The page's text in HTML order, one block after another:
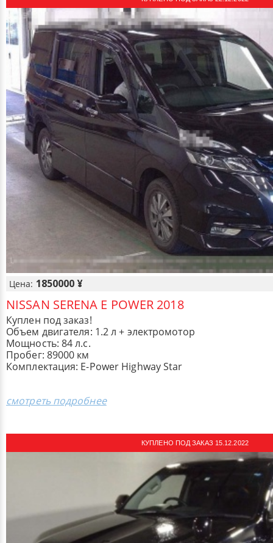
Цена: 1850000 ¥
NISSAN SERENA E POWER 2018
Куплен под заказ!
Объем двигателя: 1.2 л + электромотор
Мощность: 84 л.с.
Пробег: 89000 км
Комплектация: ​E-Power Highway Star
смотреть подробнее
КУПЛЕНО ПОД ЗАКАЗ 15.12.2022